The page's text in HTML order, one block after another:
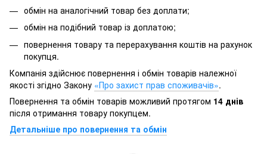
обмін на аналогічний товар без доплати;
обмін на подібний товар із доплатою;
повернення товару та перерахування коштів на рахунок
покупця.
Компанія здійснює повернення і обмін товарів належної
якості згідно Закону «Про захист прав споживачів».
Повернення та обмін товарів можливий протягом 14 днів
після отримання товару покупцем.
Детальніше про повернення та обмін